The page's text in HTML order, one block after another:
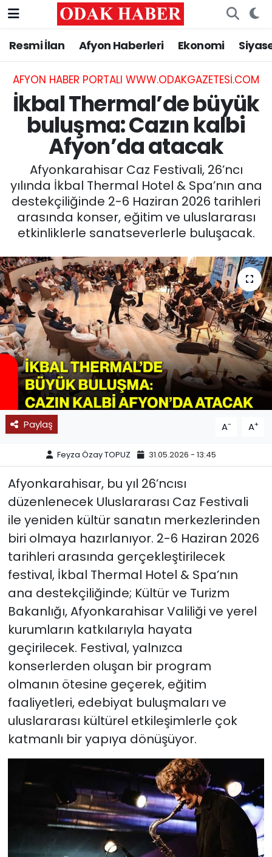
Resmi İlan Afyon Haberleri Ekonomi
AFYON HABER PORTALI WWW.ODAKGAZETESI.COM
İkbal Thermal’de büyük
buluşma: Cazın kalbi
Afyon’da atacak
Afyonkarahisar Caz Festivali, 26’ncı
yılında İkbal Thermal Hotel & Spa’nın ana
destekçiliğinde 2-6 Haziran 2026 tarihleri
arasında konser, eğitim ve uluslararası
etkinliklerle sanatseverlerle buluşacak.
Paylaş A- A+
Feyza Özay TOPUZ 31.05.2026 - 13:45
Afyonkarahisar, bu yıl 26’ncısı
düzenlenecek Uluslararası Caz Festivali
ile yeniden kültür sanatın merkezlerinden
biri olmaya hazırlanıyor. 2-6 Haziran 2026
tarihleri arasında gerçekleştirilecek
festival, İkbal Thermal Hotel & Spa’nın
ana destekçiliğinde; Kültür ve Turizm
Bakanlığı, Afyonkarahisar Valiliği ve yerel
kurumların katkılarıyla hayata
geçirilecek. Festival, yalnızca
konserlerden oluşan bir program
olmanın ötesine geçerek, eğitim
faaliyetleri, edebiyat buluşmaları ve
uluslararası kültürel etkileşimlerle çok
katmanlı bir yapıya dönüşüyor.
AFYONKARAHİSAR HABERLERİ
Resmi İlan
ASAYİŞ
GÜNCEL
SİYASET
EĞİTİM
MAGAZİN
SAĞLIK
SPOR
11:11 MANŞET
Nöbetçi Eczaneler
Hava Durumu
Trafik Durumu
Süper Lig Puan Durumu ve Fikstür
Tüm Manşetler
Son Dakika Haberleri
Haber Arşivi